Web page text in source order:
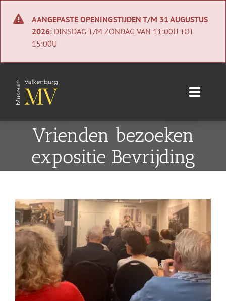
naar
AANGEPASTE OPENINGSTIJDEN T/M 31 AUGUSTUS
2026: DINSDAG T/M ZONDAG VAN 11:00U TOT
15:00U
Toggle
Home
Nieuws
Collectie
Shop
Over Ons
BEZOEK
Vrienden bezoeken
expositie Bevrijding
Bekijk
grotere
afbeelding